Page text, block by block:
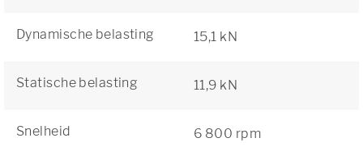
Dynamische belasting 15,1 kN
Statische belasting 11,9 kN
Snelheid 6 800 rpm